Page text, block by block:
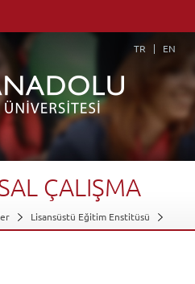
TR EN
ÇALIŞMA
Lisansüstü Eğitim Enstitüsü